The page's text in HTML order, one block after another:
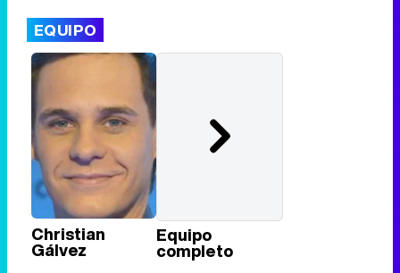
EQUIPO
Christian
Gálvez
Equipo
completo